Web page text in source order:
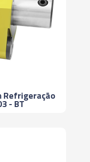
Refrigeração
- BT